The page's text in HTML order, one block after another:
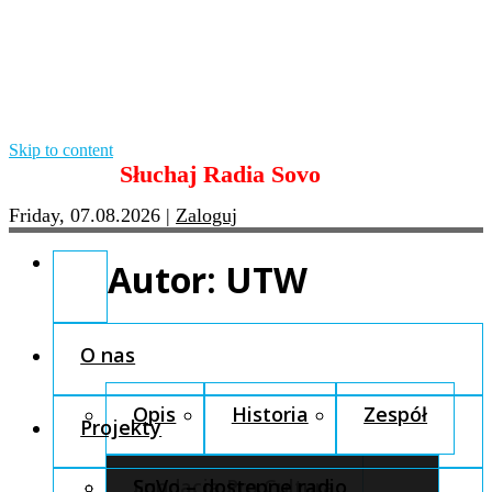
Skip to content
Słuchaj Radia Sovo
Friday, 07.08.2026 | Zaloguj
O nas
Opis Historia Zespół
Fundacja Pro Cultura
Projekty
SoVo – dostępne radio
Autor: UTW